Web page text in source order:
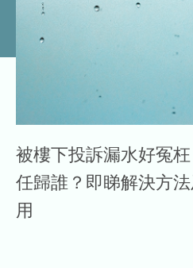
被樓下投訴漏水好冤
任歸誰？即睇解決方
用